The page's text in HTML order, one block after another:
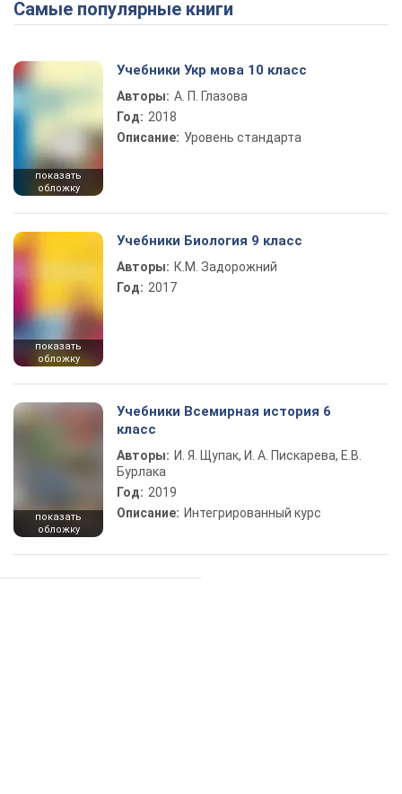
Самые популярные книги
показать
обложку
Учебники Укр мова 10 класс
Авторы: А. П. Глазова
Год: 2018
Описание: Уровень стандарта
показать
обложку
Учебники Биология 9 класс
Авторы: К.М. Задорожний
Год: 2017
показать
обложку
Учебники Всемирная история 6
класс
Авторы: И. Я. Щупак, И. А. Пискарева, Е.В.
Бурлака
Год: 2019
Описание: Интегрированный курс